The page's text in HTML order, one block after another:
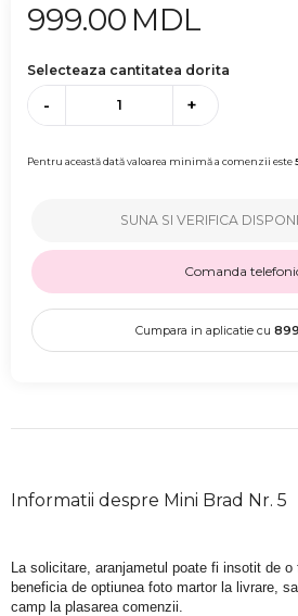
999.00 MDL
Selecteaza cantitatea dorita
- +
Pentru această dată valoarea minimă a comenzii este
SUNA SI VERIFICA
Comanda
Cumpara in aplicatie cu
Informatii despre Mini Brad Nr. 5
La solicitare, aranjametul poate fi insotit de
beneficia de optiunea foto martor la livrare,
camp la plasarea comenzii.